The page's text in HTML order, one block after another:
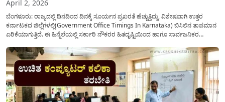
April 2, 2026
ಬೆಂಗಳೂರು: ರಾಜ್ಯದಲ್ಲಿ ದಿನದಿಂದ ದಿನಕ್ಕೆ ಸೂರ್ಯನ ಪ್ರಖರತೆ ಹೆಚ್ಚುತ್ತಿದ್ದು, ವಿಶೇಷವಾಗಿ ಉತ್ತರ
ಕರ್ನಾಟಕದ ಜಿಲ್ಲೆಗಳಲ್ಲಿ(Government Office Timings In Karnataka) ಬಿಸಿಲಿನ ತಾಪಮಾನ
ಏರಿಕೆಯಾಗುತ್ತಿದೆ. ಈ ಹಿನ್ನೆಲೆಯಲ್ಲಿ ಸರ್ಕಾರಿ ನೌಕರರ ಹಿತದೃಷ್ಟಿಯಿಂದ ಹಾಗೂ ಸಾರ್ವಜನಿಕರ
ಮತ್ತು ಕಲ್ಯಾಣ ಕರ್ನಾಟಕದ ಒಟ್ಟು 9 ಜಿಲ್ಲೆಗಳಲ್ಲಿ ಏಪ್ರಿಲ್...